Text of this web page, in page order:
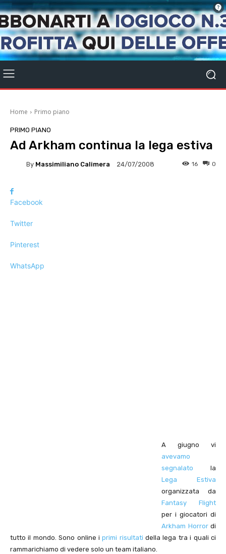
Home Primo piano
PRIMO PIANO
Ad Arkham continua la lega estiva
By Massimiliano Calimera 24/07/2008 0
16
Facebook
Twitter
Pinterest
WhatsApp
A giugno vi
avevamo
segnalato la
Lega Estiva
organizzata da
Fantasy Flight
per i giocatori di
Arkham Horrordi
tutto il mondo. Sono online iprimi risultati della lega tra i quali ci
rammarichiamo di vedere solo un team italiano.